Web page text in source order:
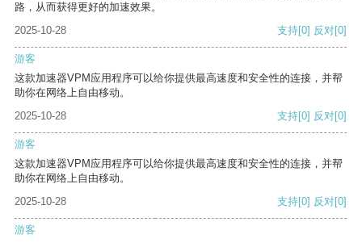
路，从而获得更好的加速效果。
2025-10-28
支持[0] 反对[0]
游客
这款加速器VPM应用程序可以给你提供最高速度和安全性的连接，并帮
助你在网络上自由移动。
2025-10-28
支持[0] 反对[0]
游客
这款加速器VPM应用程序可以给你提供最高速度和安全性的连接，并帮
助你在网络上自由移动。
2025-10-28
支持[0] 反对[0]
游客